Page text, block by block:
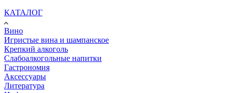
КАТАЛОГ
Вино
Игристые вина и шампанское
Крепкий алкоголь
Слабоалкогольные напитки
Гастрономия
Аксессуары
Литература